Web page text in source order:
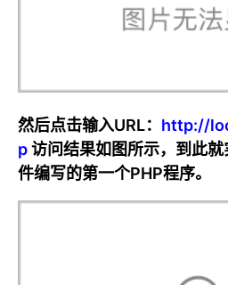
然后点击输入URL： http://
p访问结果如图所示，到此
件编写的第一个PHP程序。